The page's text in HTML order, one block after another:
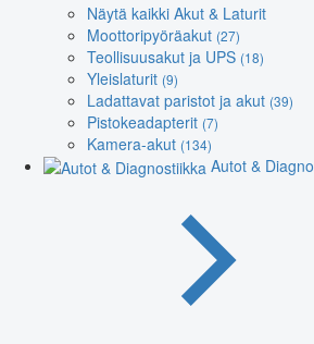
Näytä kaikki Akut & Laturit
Moottoripyöräakut (27)
Teollisuusakut ja UPS (18)
Yleislaturit (9)
Ladattavat paristot ja akut (39)
Pistokeadapterit (7)
Kamera-akut (134)
Autot &